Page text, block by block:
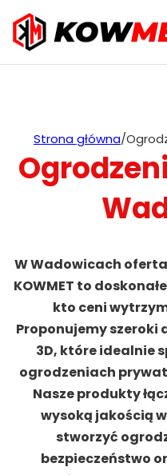
Strona główna/
W Wadowicach
KOWMET to
kto ceni
Proponujemy szeroki
3D, które idealnie
ogrodzeniach
Nasze produkty
wysoką jakością
stworzyć
bezpieczeństwo